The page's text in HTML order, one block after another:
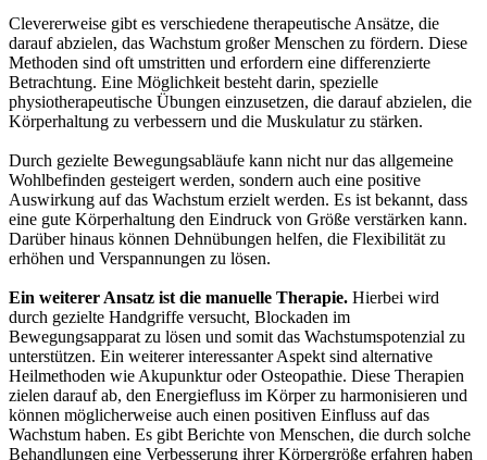
Clevererweise gibt es verschiedene therapeutische Ansätze, die
darauf abzielen, das Wachstum großer Menschen zu fördern. Diese
Methoden sind oft umstritten und erfordern eine differenzierte
Betrachtung. Eine Möglichkeit besteht darin, spezielle
physiotherapeutische Übungen einzusetzen, die darauf abzielen, die
Körperhaltung zu verbessern und die Muskulatur zu stärken.
Durch gezielte Bewegungsabläufe kann nicht nur das allgemeine
Wohlbefinden gesteigert werden, sondern auch eine positive
Auswirkung auf das Wachstum erzielt werden. Es ist bekannt, dass
eine gute Körperhaltung den Eindruck von Größe verstärken kann.
Darüber hinaus können Dehnübungen helfen, die Flexibilität zu
erhöhen und Verspannungen zu lösen.
Ein weiterer Ansatz ist die manuelle Therapie. Hierbei wird
durch gezielte Handgriffe versucht, Blockaden im
Bewegungsapparat zu lösen und somit das Wachstumspotenzial zu
unterstützen. Ein weiterer interessanter Aspekt sind alternative
Heilmethoden wie Akupunktur oder Osteopathie. Diese Therapien
zielen darauf ab, den Energiefluss im Körper zu harmonisieren und
können möglicherweise auch einen positiven Einfluss auf das
Wachstum haben. Es gibt Berichte von Menschen, die durch solche
Behandlungen eine Verbesserung ihrer Körpergröße erfahren haben